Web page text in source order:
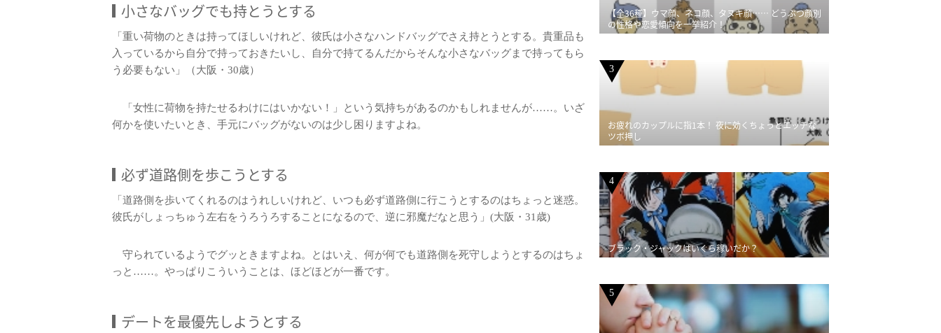
小さなバッグでも持とうとする
「重い荷物のときは持ってほしいけれど、彼氏は小さなハンドバッグでさえ持とうとする。貴重品も
入っているから自分で持っておきたいし、自分で持てるんだからそんな小さなバッグまで持ってもら
う必要もない」（大阪・30歳）
「女性に荷物を持たせるわけにはいかない！」という気持ちがあるのかもしれませんが……。いざ
何かを使いたいとき、手元にバッグがないのは少し困りますよね。
必ず道路側を歩こうとする
「道路側を歩いてくれるのはうれしいけれど、いつも必ず道路側に行こうとするのはちょっと迷惑。
彼氏がしょっちゅう左右をうろうろすることになるので、逆に邪魔だなと思う」(大阪・31歳)
守られているようでグッときますよね。とはいえ、何が何でも道路側を死守しようとするのはちょ
っと……。やっぱりこういうことは、ほどほどが一番です。
デートを最優先しようとする
【全36種】ウマ顔、ネコ顔、タヌキ顔…… どうぶつ顔別
の性格や恋愛傾向を一挙紹介！
3
お疲れのカップルに指1本！ 夜に効くちょっとエッチな
ツボ押し
4
ブラック・ジャックはいくら稼いだか？
5